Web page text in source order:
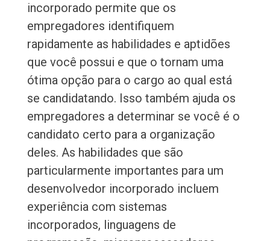
incorporado permite que os
empregadores identifiquem
rapidamente as habilidades e aptidões
que você possui e que o tornam uma
ótima opção para o cargo ao qual está
se candidatando. Isso também ajuda os
empregadores a determinar se você é o
candidato certo para a organização
deles. As habilidades que são
particularmente importantes para um
desenvolvedor incorporado incluem
experiência com sistemas
incorporados, linguagens de